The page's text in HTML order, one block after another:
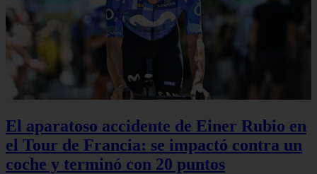
El aparatoso accidente de Einer Rubio en
el Tour de Francia: se impactó contra un
coche y terminó con 20 puntos